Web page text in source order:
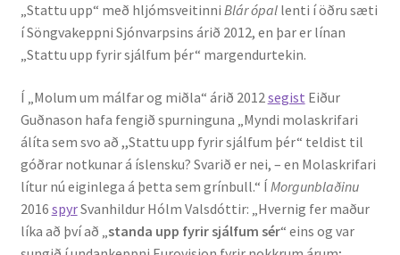
Rannsóknir
Máltækni
Orðalyklar og orðafar
Orðhlutafræði
Samtímasetningafræði
Söguleg setningafræði
„Stattu upp“ með hljómsveitinni Blár ópallenti í öðru sæti
í Söngvakeppni Sjónvarpsins árið 2012, en þar er línan
„Stattu upp fyrir sjálfum þér“ margendurtekin.
Í „Molum um málfar og miðla“ árið 2012 segist Eiður
Guðnason hafa fengið spurninguna „Myndi molaskrifari
álíta sem svo að ,,Stattu upp fyrir sjálfum þér“ teldist til
góðrar notkunar á íslensku? Svarið er nei, – en Molaskrifari
lítur nú eiginlega á þetta sem grínbull.“ Í Morgunblaðinu
2016 spyrSvanhildur Hólm Valsdóttir: „Hvernig fer maður
líka að því að „ standa upp fyrir sjálfum sér“ eins og var